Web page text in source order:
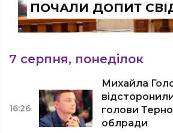
ПОЧАЛИ ДОПИТ
7 серпня, понеділок
16:26
Михайла
голови
облради